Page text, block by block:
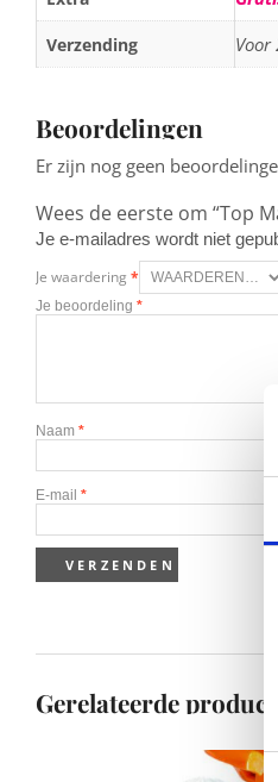
Verzending Voor
Beoordelingen
Er zijn nog geen
Wees de eerste om “Top
Je e-mailadres wordt niet
Je waardering *
Je beoordeling *
Naam *
E-mail *
Gerelateerde